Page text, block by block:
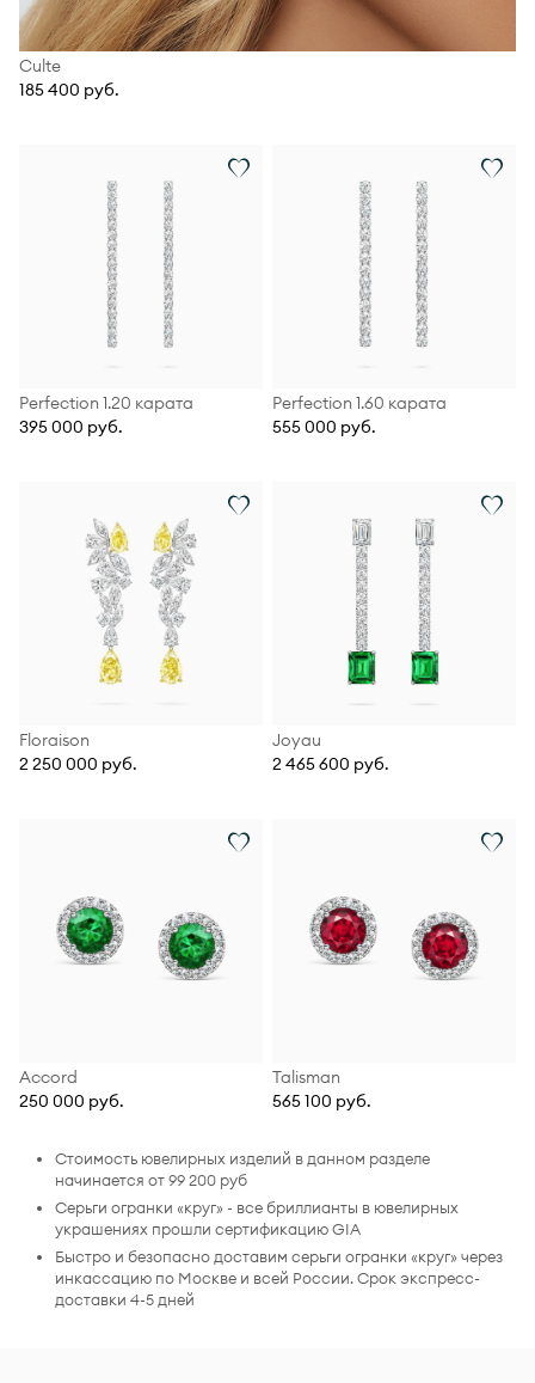
Culte
185 400 руб.
Perfection 1.20 карата
395 000 руб.
Perfection 1.60 карата
555 000 руб.
Floraison
2 250 000 руб.
Joyau
2 465 600 руб.
Accord
250 000 руб.
Talisman
565 100 руб.
Стоимость ювелирных изделий в данном разделе
начинается от 99 200 руб
Серьги огранки «круг» - все бриллианты в ювелирных
украшениях прошли сертификацию GIA
Быстро и безопасно доставим серьги огранки «круг» через
инкассацию по Москве и всей России. Срок экспресс-
доставки 4-5 дней